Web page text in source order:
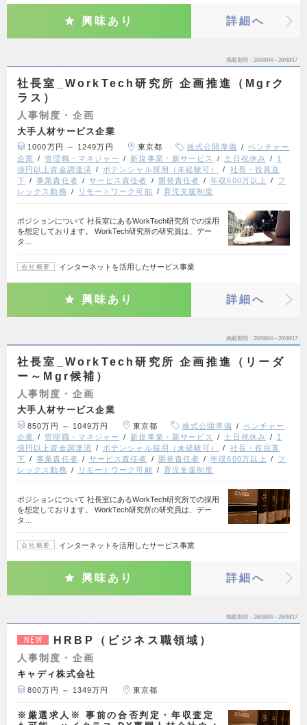
興味あり 詳細へ
掲載期間 26/08/04～26/08/17
社長室_WorkTech研究所 企画推進（Mgrク
ラス）
人事制度・企画
大手人材サービス企業
1000万円 ～ 1249万円 東京都 株式公開準備
ベンチャー
企業
管理職・マネジャー 新規事業・新サービス 土日祝休み
1
億円以上資金調達済
ポテンシャル採用（未経験可）
社長・役員直
下
事業責任者 サービス責任者 開発責任者 年収600万以上
フ
レックス勤務
リモートワーク可能 育児支援制度
ポジションについて 社長室にあるWorkTech研究所での採用
を想定しております。 WorkTech研究所の研究員は、デー
タ…
会社概要 インターネットを活用したサービス事業
興味あり 詳細へ
掲載期間 26/08/04～26/08/17
社長室_WorkTech研究所 企画推進（リーダ
ー～Mgr候補）
人事制度・企画
大手人材サービス企業
850万円 ～ 1049万円 東京都 株式公開準備
ベンチャー
企業
管理職・マネジャー 新規事業・新サービス 土日祝休み
1
億円以上資金調達済
ポテンシャル採用（未経験可）
社長・役員直
下
事業責任者 サービス責任者 開発責任者 年収600万以上
フ
レックス勤務
リモートワーク可能 育児支援制度
ポジションについて 社長室にあるWorkTech研究所での採用
を想定しております。 WorkTech研究所の研究員は、デー
タ…
会社概要 インターネットを活用したサービス事業
興味あり 詳細へ
掲載期間 26/08/04～26/08/17
NEW HRBP（ビジネス職領域）
人事制度・企画
キャディ株式会社
800万円 ～ 1349万円 東京都
※厳選求人※ 事前の合否判定・年収査定